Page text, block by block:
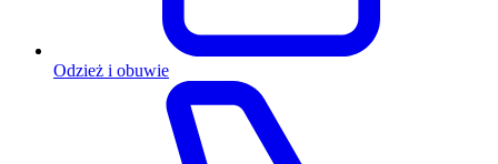
Odzież i obuwie